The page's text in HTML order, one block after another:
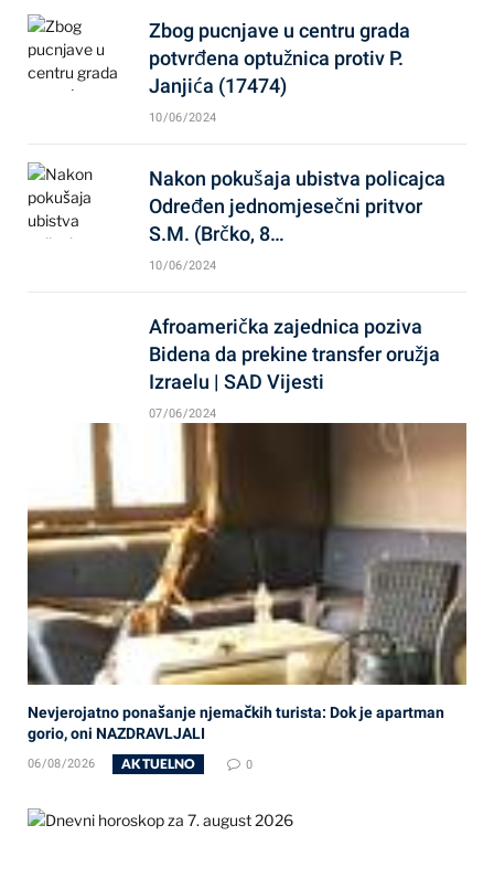
Zbog pucnjave u centru grada
potvrđena optužnica protiv P.
Janjića (17474)
10/06/2024
Nakon pokušaja ubistva policajca
Određen jednomjesečni pritvor
S.M. (Brčko, 8…
10/06/2024
Afroamerička zajednica poziva
Bidena da prekine transfer oružja
Izraelu | SAD Vijesti
07/06/2024
Nevjerojatno ponašanje njemačkih turista: Dok je apartman
gorio, oni NAZDRAVLJALI
06/08/2026 AKTUELNO 0